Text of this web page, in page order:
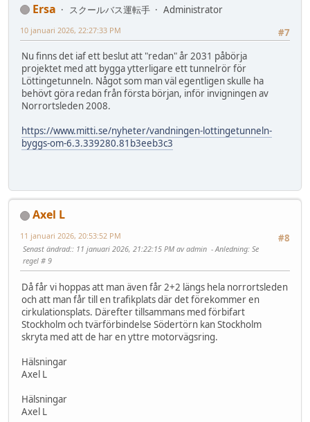
Ersa スクールバス運転手
Administrator
#7
10 januari 2026, 22:27:33 PM
Nu finns det iaf ett beslut att "redan" år 2031 påbörja
projektet med att bygga ytterligare ett tunnelrör för
Löttingetunneln. Något som man väl egentligen skulle ha
behövt göra redan från första början, inför invigningen av
Norrortsleden 2008.
https://www.mitti.se/nyheter/vandningen-lottingetunneln-
byggs-om-6.3.339280.81b3eeb3c3
Axel L
#8
11 januari 2026, 20:53:52 PM
Senast ändrad:: 11 januari 2026, 21:22:15 PM av admin Anledning: Se
regel # 9
Då får vi hoppas att man även får 2+2 längs hela norrortsleden
och att man får till en trafikplats där det förekommer en
cirkulationsplats. Därefter tillsammans med förbifart
Stockholm och tvärförbindelse Södertörn kan Stockholm
skryta med att de har en yttre motorvägsring.
Hälsningar
Axel L
Hälsningar
Axel L